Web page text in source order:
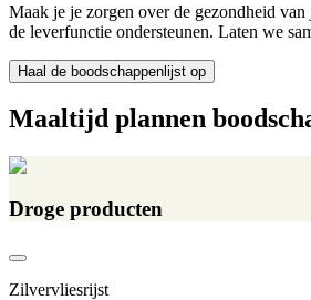
Maak je je zorgen over de gezondheid van
de leverfunctie ondersteunen. Laten we
Haal de boodschappenlijst op
Maaltijd plannen
Droge producten
Zilvervliesrijst